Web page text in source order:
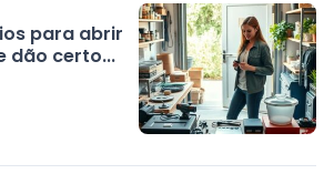
para abrir
dão certo...